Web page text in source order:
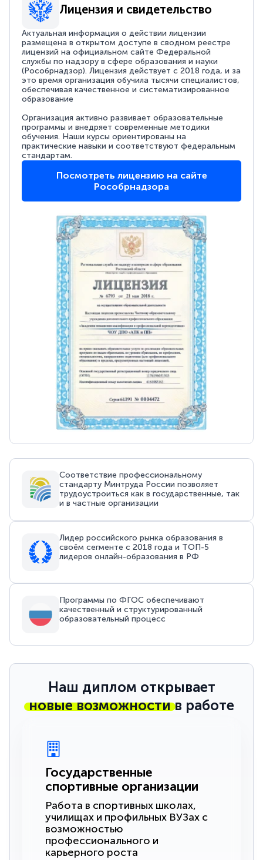
Лицензия и свидетельство
Актуальная информация о действии лицензии
размещена в открытом доступе в сводном реестре
лицензий на официальном сайте Федеральной
службы по надзору в сфере образования и науки
(Рособрнадзор). Лицензия действует с 2018 года, и за
это время организация обучила тысячи специалистов,
обеспечивая качественное и систематизированное
образование
Организация активно развивает образовательные
программы и внедряет современные методики
обучения. Наши курсы ориентированы на
практические навыки и соответствуют федеральным
стандартам.
Посмотреть лицензию на сайте
Рособрнадзора
Соответствие профессиональному
стандарту Минтруда России позволяет
трудоустроиться как в государственные, так
и в частные организации
Лидер российского рынка образования в
своём сегменте с 2018 года и ТОП-5
лидеров онлайн-образования в РФ
Программы по ФГОС обеспечивают
качественный и структурированный
образовательный процесс
Наш диплом открывает
новые возможностив работе
Государственные
спортивные организации
Работа в спортивных школах,
училищах и профильных ВУЗах с
возможностью
профессионального и
карьерного роста